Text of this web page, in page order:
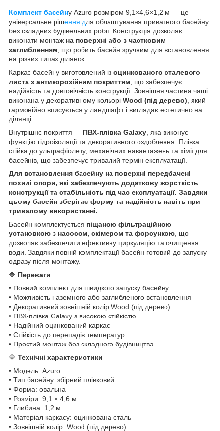
Комплект басейну Azuro розміром 9,1×4,6×1,2 м — це
універсальне рішення для облаштування приватного басейну
без складних будівельних робіт. Конструкція дозволяє
виконати монтаж на поверхні або з частковим
заглибленням , що робить басейн зручним для встановлення
на різних типах ділянок.
Каркас басейну виготовлений із оцинкованого сталевого
листа з антикорозійним покриттям , що забезпечує
надійність та довговічність конструкції. Зовнішня частина чаші
виконана у декоративному кольорі Wood (під дерево) , який
гармонійно вписується у ландшафт і виглядає естетично на
ділянці.
Внутрішнє покриття — ПВХ-плівка Galaxy , яка виконує
функцію гідроізоляції та декоративного оздоблення. Плівка
стійка до ультрафіолету, механічних навантажень та хімії для
басейнів, що забезпечує тривалий термін експлуатації.
Для встановлення басейну на поверхні передбачені
похилі опори, які забезпечують додаткову жорсткість
конструкції та стабільність під час експлуатації. Завдяки
цьому басейн зберігає форму та надійність навіть при
тривалому використанні.
Басейн комплектується піщаною фільтраційною
установкою з насосом, скімером та форсункою , що
дозволяє забезпечити ефективну циркуляцію та очищення
води. Завдяки повній комплектації басейн готовий до запуску
одразу після монтажу.
🔷 Переваги
• Повний комплект для швидкого запуску басейну
• Можливість наземного або заглибленого встановлення
• Декоративний зовнішній колір Wood (під дерево)
• ПВХ-плівка Galaxy з високою стійкістю
• Надійний оцинкований каркас
• Стійкість до перепадів температур
• Простий монтаж без складного будівництва
🔷 Технічні характеристики
• Модель: Azuro
• Тип басейну: збірний плівковий
• Форма: овальна
• Розміри: 9,1 × 4,6 м
• Глибина: 1,2 м
• Матеріал каркасу: оцинкована сталь
• Зовнішній колір: Wood (під дерево)